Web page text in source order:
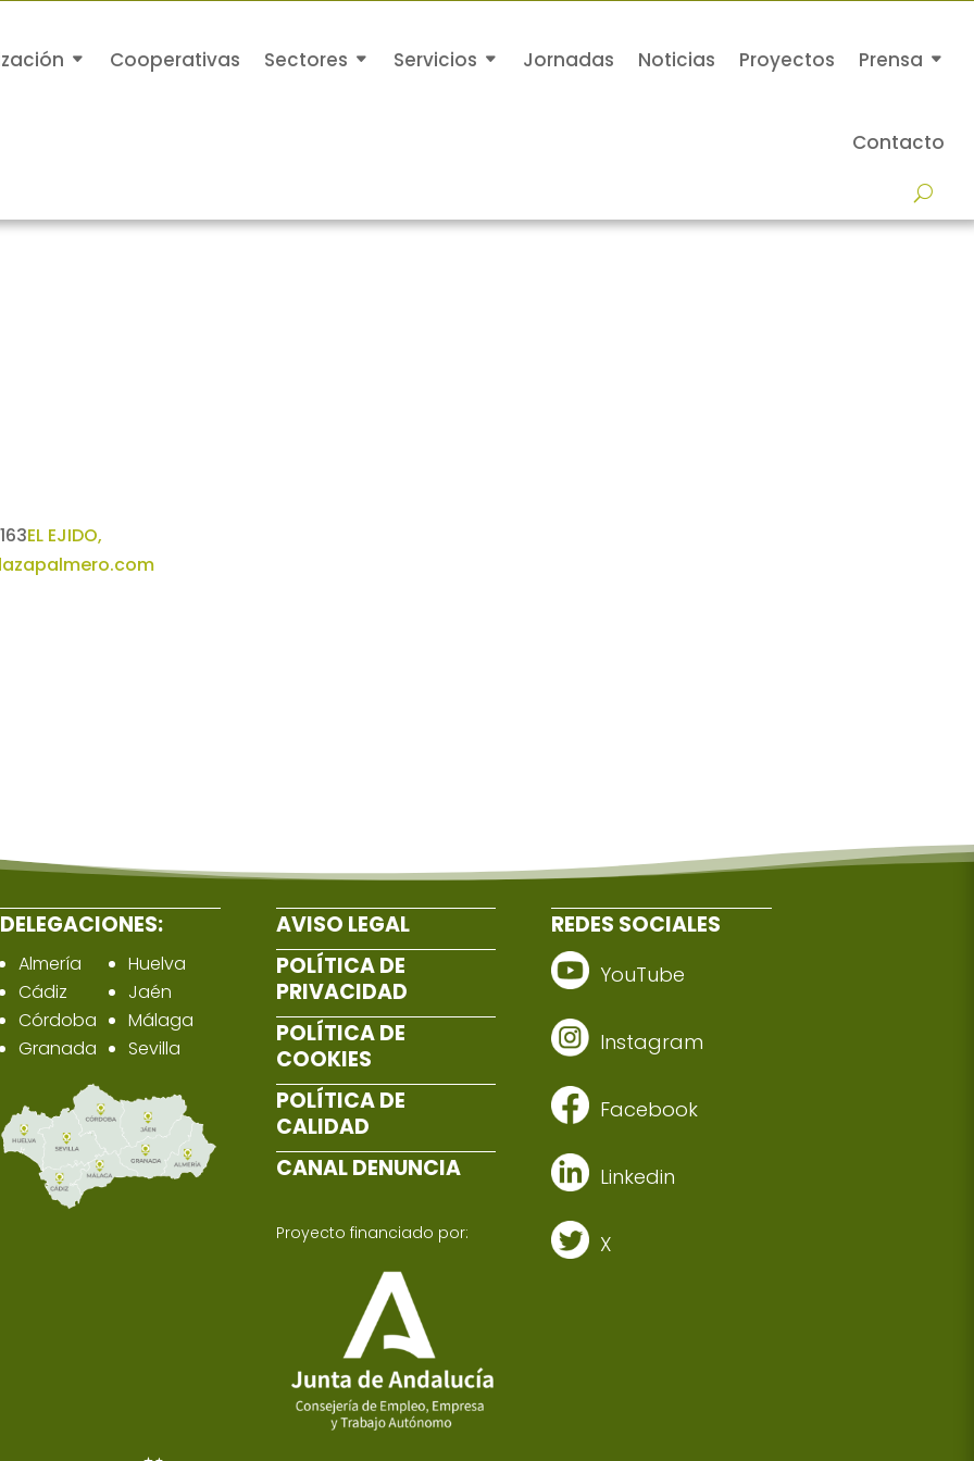
Cooperativas Sectores Servicios Jornadas Noticias Proyectos Prensa
Contacto
EL EJIDO,
DELEGACIONES:
Almería
Cádiz
Córdoba
Granada
Huelva
Jaén
Málaga
Sevilla
AVISO LEGAL
POLÍTICA DE
PRIVACIDAD
POLÍTICA DE
COOKIES
POLÍTICA DE
CALIDAD
CANAL DENUNCIA
Proyecto financiado por:
REDES SOCIALES
YouTube
Instagram
Facebook
Linkedin
X